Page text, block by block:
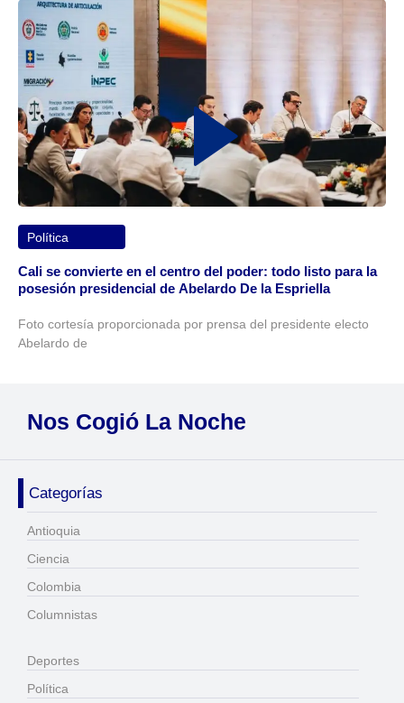
Política
Cali se convierte en el centro del poder: todo listo para la
posesión presidencial de Abelardo De la Espriella
Foto cortesía proporcionada por prensa del presidente electo
Abelardo de
Nos Cogió La Noche
Categorías
Antioquia
Ciencia
Colombia
Columnistas
Deportes
Política